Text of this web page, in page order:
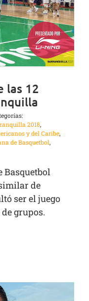
las 12
2018,
y del Caribe,
de Basquetbol,
Basquetbol
de
ser el juego
grupos.